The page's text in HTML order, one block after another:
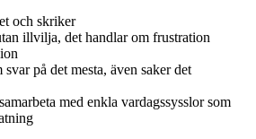
och skriker
illvilja, det handlar om frustration
på det mesta, även saker det
med enkla vardagssysslor som